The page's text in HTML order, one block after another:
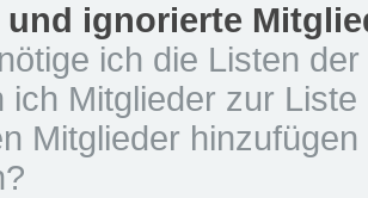
und ignorierte
ich die Listen
ich Mitglieder zur
Mitglieder